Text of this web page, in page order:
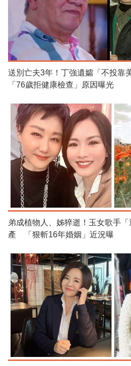
送別亡夫3年！丁強遺孀「不投
「76歲拒健康檢查」原因曝光
弟成植物人、姊猝逝！玉女歌手
產 「狠斬16年婚姻」近況曝